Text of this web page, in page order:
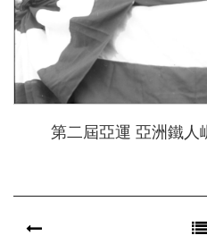
第二屆亞運 亞洲鐵人